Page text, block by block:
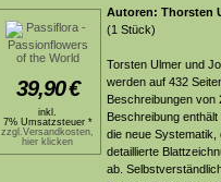
39,90€
inkl.
7% Umsatzsteuer *
zzgl.Versandkosten,
hier klicken
Autoren: Thorsten
(1 Stück)
Torsten Ulmer und
werden auf 432
Beschreibungen von
Beschreibung
die neue Systematik,
detaillierte
ab.